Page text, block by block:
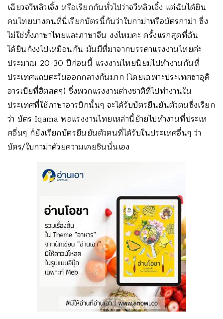
เฉียวจวีหลิวเจิ้ง หรือเรียกกันทั่วไปว่าจวีหลิวเจิ้ง แต่ฉันได้ยิน
คนไทยบางคนที่นี่เรียกบัตรนี้กันว่าใบกาม่าหรือบัตรกาม่า ซึ่ง
ไม่ใช่ทั้งภาษาไทยและภาษาจีน งงไหมคะ ครั้งแรกสุดที่ฉัน
ได้ยินก็งงไปเหมือนกัน มันมีที่มาจากบรรดาแรงงานไทยค่ะ
ประมาณ 20-30 ปีก่อนนี้ แรงงานไทยนิยมไปทำงานกันที่
ประเทศแถบตะวันออกกลางกันมาก (โดยเฉพาะประเทศซาอุดิ
อารเบียที่ฮิตสุดๆ) ซึ่งพวกแรงงานต่างชาติที่ไปทำงานใน
ประเทศที่ใช้ภาษาอารบิกนั้นๆ จะได้รับบัตรยืนยันตัวตนซึ่งเรียก
ว่า บัตร Iqama พอแรงงานไทยเหล่านี้ย้ายไปทำงานที่ประเท
ศอื่นๆ ก็ยังเรียกบัตรยืนยันตัวตนที่ได้รับในประเทศอื่นๆ ว่า
บัตร/ใบกาม่าด้วยความเคยชินนั่นเอง